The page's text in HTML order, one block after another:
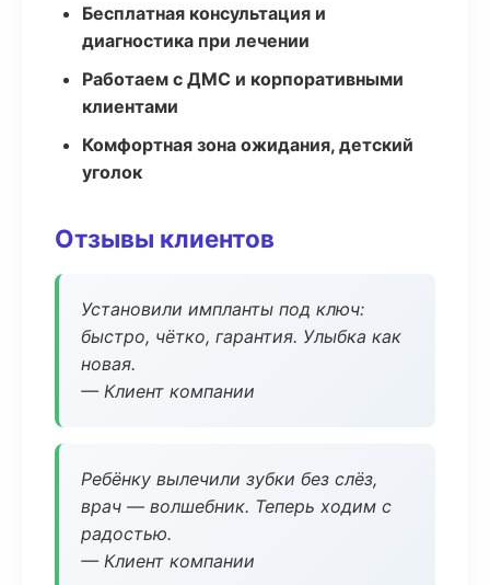
Бесплатная консультация и
диагностика при лечении
Работаем с ДМС и корпоративными
клиентами
Комфортная зона ожидания, детский
уголок
Отзывы клиентов
Установили импланты под ключ:
быстро, чётко, гарантия. Улыбка как
новая.
— Клиент компании
Ребёнку вылечили зубки без слёз,
врач — волшебник. Теперь ходим с
радостью.
— Клиент компании